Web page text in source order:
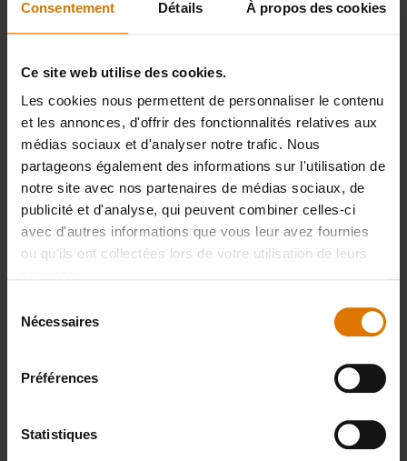
Consentement Détails À propos des cookies
Ce site web utilise des cookies.
Les cookies nous permettent de personnaliser le contenu
et les annonces, d'offrir des fonctionnalités relatives aux
médias sociaux et d'analyser notre trafic. Nous
partageons également des informations sur l'utilisation de
notre site avec nos partenaires de médias sociaux, de
publicité et d'analyse, qui peuvent combiner celles-ci
avec d'autres informations que vous leur avez fournies
ou qu'ils ont collectées lors de votre utilisation de leurs
Nécessaires
Préférences
Statistiques
PRINT THIS LIST
Préparons-nous
Accessoires